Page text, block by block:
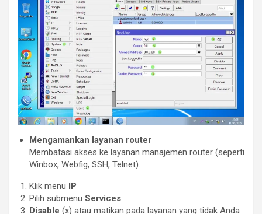
Mengamankan layanan router
Membatasi akses ke layanan manajemen router (seperti
Winbox, Webfig, SSH, Telnet).
Klik menu IP
Pilih submenu Services
Disable (x) atau matikan pada layanan yang tidak Anda